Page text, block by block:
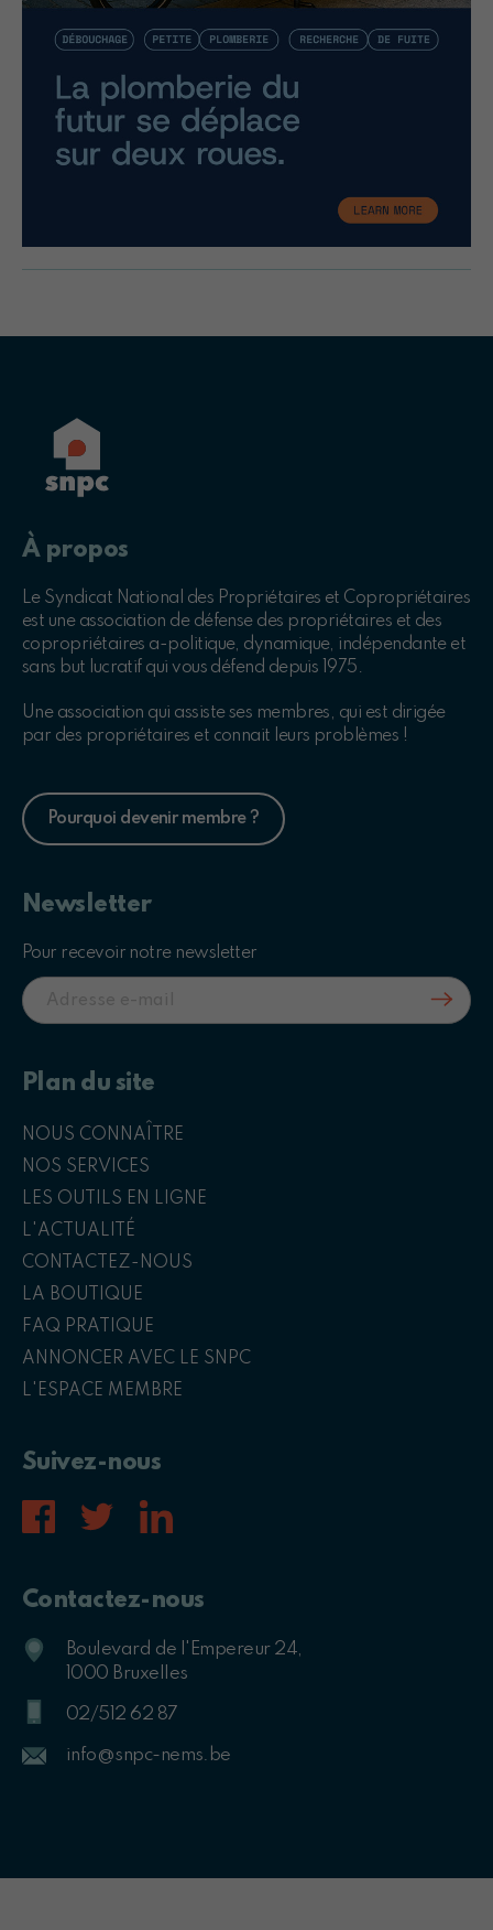
À propos
Le Syndicat National des Propriétaires et Copropriétaires
est une association de défense des propriétaires et des
copropriétaires a-politique, dynamique, indépendante et
sans but lucratif qui vous défend depuis 1975.
Une association qui assiste ses membres, qui est dirigée
par des propriétaires et connait leurs problèmes !
Pourquoi devenir membre ?
Newsletter
Pour recevoir notre newsletter
Suivez-nous
Plan du site
NOUS CONNAÎTRE
NOS SERVICES
LES OUTILS EN LIGNE
L'ACTUALITÉ
CONTACTEZ-NOUS
LA BOUTIQUE
FAQ PRATIQUE
ANNONCER AVEC LE SNPC
L'ESPACE MEMBRE
Contactez-nous
Boulevard de l'Empereur 24,
1000 Bruxelles
02/512 62 87
info@snpc-nems.be